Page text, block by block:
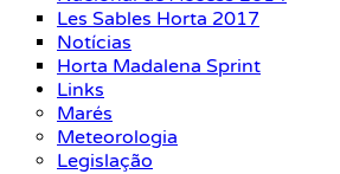
Les Sables Horta 2017
Notícias
Horta Madalena Sprint
Links
Marés
Meteorologia
Legislação